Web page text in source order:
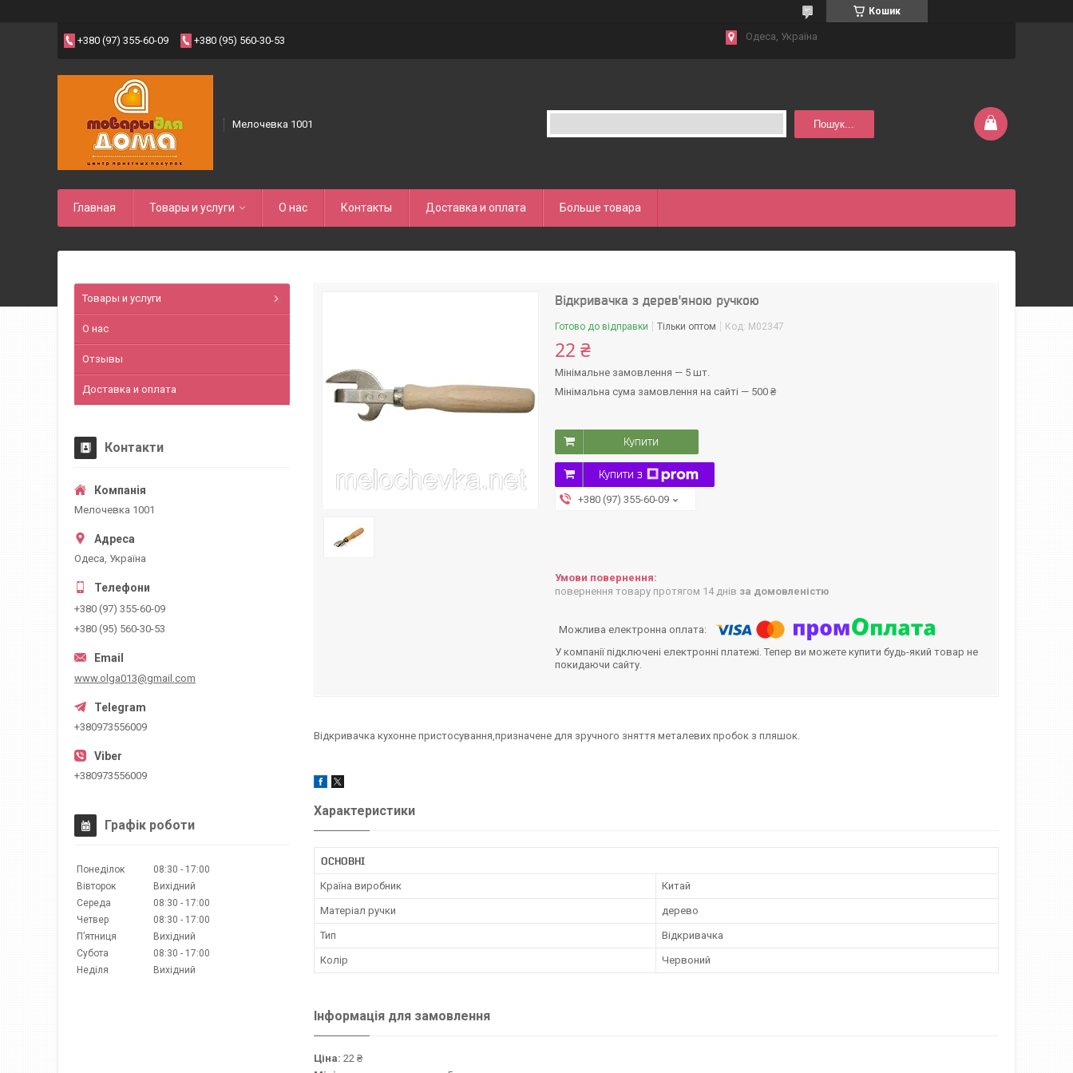
Кошик
+380 (97) 355-60-09 +380 (95) 560-30-53 Одеса, Україна
Мелочевка 1001 Пошук...
Главная Товары и услуги О нас Контакты Доставка и оплата Больше товара
Відкривачка з дерев'яною ручкою
Готово до відправки Тільки оптом Код: М02347
22 ₴
Мінімальне замовлення — 5 шт.
Мінімальна сума замовлення на сайті — 500 ₴
Купити
Купити з
+380 (97) 355-60-09
повернення товару протягом 14 днів за домовленістю
У компанії підключені електронні платежі. Тепер ви можете купити будь-який товар не
покидаючи сайту.
Відкривачка кухонне пристосування,призначене для зручного зняття металевих пробок з пляшок.
Характеристики
ОСНОВНІ
Країна виробник Китай
Матеріал ручки дерево
Тип Відкривачка
Колір Червоний
Інформація для замовлення
Ціна: 22 ₴
Товары и услуги
О нас
Отзывы
Доставка и оплата
Контакти
Мелочевка 1001
Одеса, Україна
+380 (97) 355-60-09
+380 (95) 560-30-53
www.olga013@gmail.com
+380973556009
+380973556009
Графік роботи
Понеділок 08:30
17:00
Вівторок
Вихідний
Середа
08:30
17:00
Четвер
08:30
17:00
Пʼятниця
Вихідний
Субота
08:30
17:00
Неділя
Вихідний